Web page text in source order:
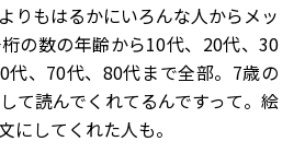
りもはるかにいろんな人からメッ
の数の年齢から10代、20代、30
代、70代、80代まで全部。7歳の
て読んでくれてるんですって。絵
にしてくれた人も。